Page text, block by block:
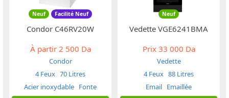
Neuf Facilité Neuf
Condor C46RV20W
À partir2 500 Da
Condor
4 Feux 70 Litres
Acier inoxydable Fonte
Neuf
Vedette VGE6241BMA
Prix33 000 Da
Vedette
4 Feux 88 Litres
Email Emaillée